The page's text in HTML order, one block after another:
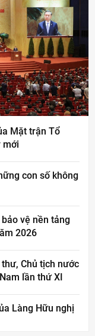
Mặt trận Tổ
mới
con số không
vệ nền tảng
2026
Chủ tịch nước
lần thứ XI
Làng Hữu nghị